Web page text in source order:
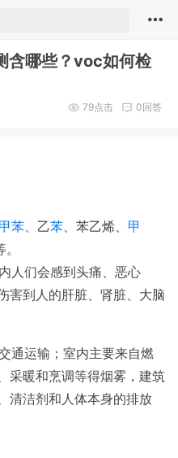
含哪些？voc如何检
0回答
79点击
甲苯、乙苯、苯乙烯、 甲
人们会感到头痛、恶心
害到人的肝脏、肾脏、大脑
通运输；室内主要来自燃
采暖和烹调等得烟雾，建筑
清洁剂和人体本身的排放